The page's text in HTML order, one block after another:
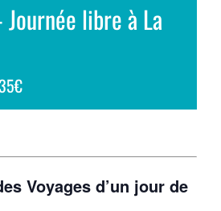
libre à La
Voyages d’un jour de